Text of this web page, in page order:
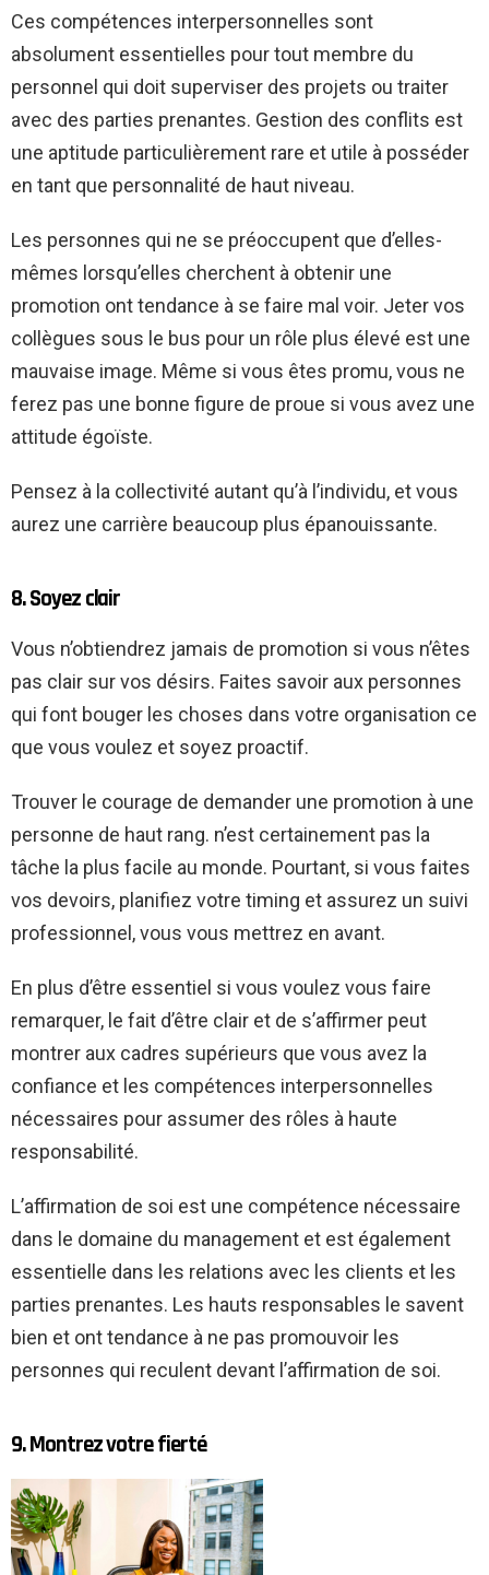
Ces compétences interpersonnelles sont
absolument essentielles pour tout membre du
personnel qui doit superviser des projets ou traiter
avec des parties prenantes. Gestion des conflits est
une aptitude particulièrement rare et utile à posséder
en tant que personnalité de haut niveau.
Les personnes qui ne se préoccupent que d’elles-
mêmes lorsqu’elles cherchent à obtenir une
promotion ont tendance à se faire mal voir. Jeter vos
collègues sous le bus pour un rôle plus élevé est une
mauvaise image. Même si vous êtes promu, vous ne
ferez pas une bonne figure de proue si vous avez une
attitude égoïste.
Pensez à la collectivité autant qu’à l’individu, et vous
aurez une carrière beaucoup plus épanouissante.
8. Soyez clair
Vous n’obtiendrez jamais de promotion si vous n’êtes
pas clair sur vos désirs. Faites savoir aux personnes
qui font bouger les choses dans votre organisation ce
que vous voulez et soyez proactif.
Trouver le courage de demander une promotion à une
personne de haut rang. n’est certainement pas la
tâche la plus facile au monde. Pourtant, si vous faites
vos devoirs, planifiez votre timing et assurez un suivi
professionnel, vous vous mettrez en avant.
En plus d’être essentiel si vous voulez vous faire
remarquer, le fait d’être clair et de s’affirmer peut
montrer aux cadres supérieurs que vous avez la
confiance et les compétences interpersonnelles
nécessaires pour assumer des rôles à haute
responsabilité.
L’affirmation de soi est une compétence nécessaire
dans le domaine du management et est également
essentielle dans les relations avec les clients et les
parties prenantes. Les hauts responsables le savent
bien et ont tendance à ne pas promouvoir les
personnes qui reculent devant l’affirmation de soi.
9. Montrez votre fierté